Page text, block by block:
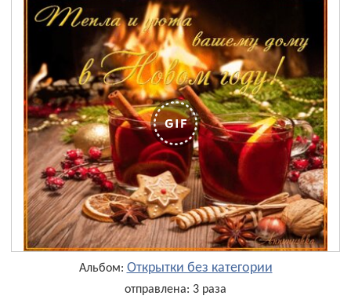
Альбом: Открытки без категории
отправлена: 3 раза